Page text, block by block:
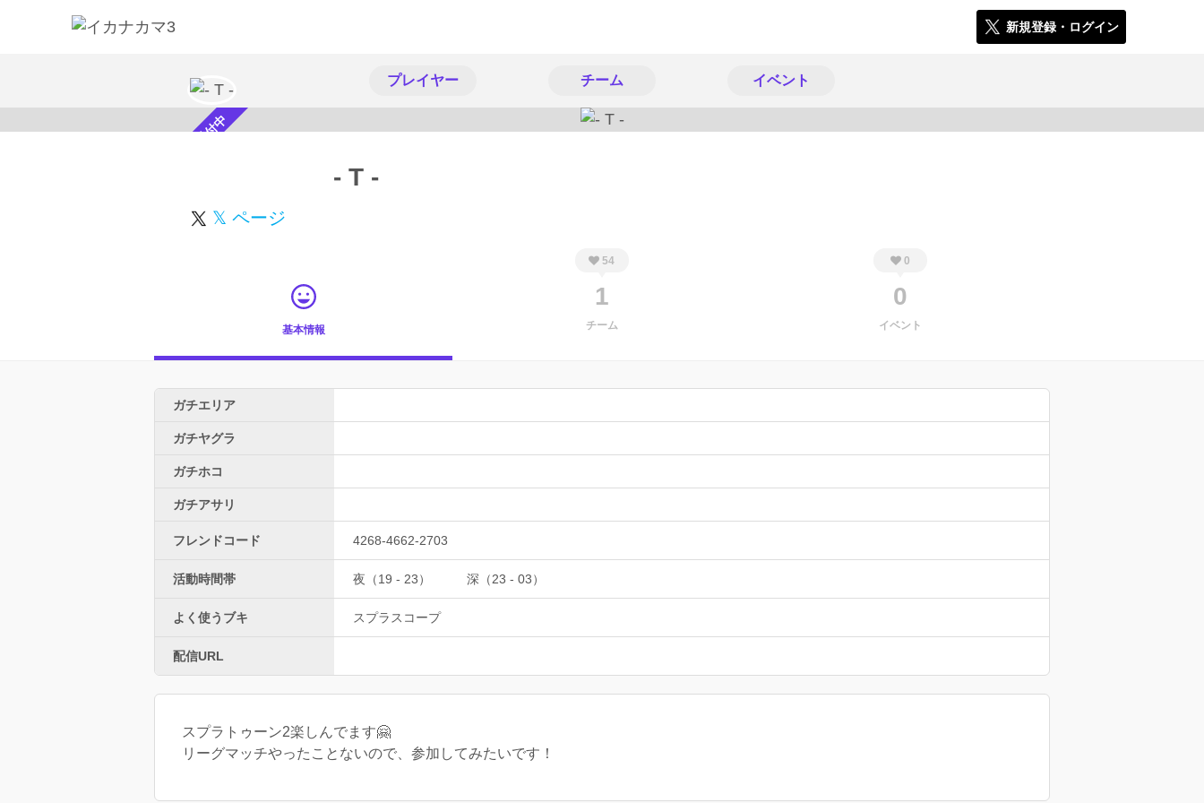
新規登録・ログイン
プレイヤー チーム イベント
スカウト受付中 - T -
𝕏 ページ
基本情報
54
1
チーム
0
0
イベント
ガチエリア
ガチヤグラ
ガチホコ
ガチアサリ
フレンドコード ‪4268-4662-2703‬
活動時間帯 夜（19 - 23） 深（23 - 03）
よく使うブキ スプラスコープ
配信URL
スプラトゥーン2楽しんでます🤗
リーグマッチやったことないので、参加してみたいです！